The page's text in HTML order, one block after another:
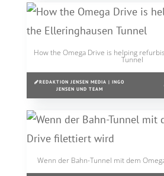
How the Omega Drive is helping
Tunnel
REDAKTION JENSEN MEDIA | INGO
JENSEN UND TEAM
Wenn der Bahn-Tunnel mit dem